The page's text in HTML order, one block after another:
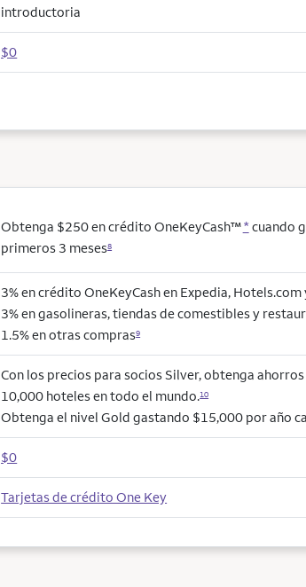
introductoria
$0
Obtenga $250 en crédito OneKeyCash™* cuando
primeros 3 meses8
3% en crédito OneKeyCash en Expedia, Hotels.com
3% en gasolineras, tiendas de comestibles y
1.5% en otras compras9
Con los precios para socios Silver, obtenga
10,000 hoteles en todo el mundo.10
Obtenga el nivel Gold gastando $15,000 por año
$0
Tarjetas de crédito One Key